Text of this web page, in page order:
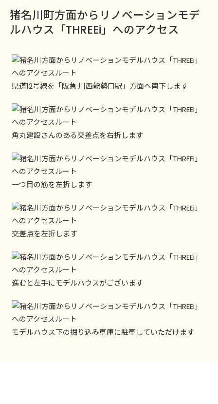
猪名川町方面からリノベーションモデ
ルハウス「THREEi」へのアクセス
県道12号線を「阪急 川西能勢口駅」方面へ南下します
角丸建設さんのある交差点を右折します
一つ目の筋を左折します
交差点を左折します
進むと左手にモデルハウスがございます
モデルハウス下の掘り込み車庫に駐車していただけます